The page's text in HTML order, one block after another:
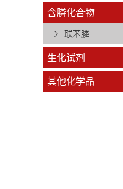
含膦化合物
联苯膦
生化试剂
其他化学品